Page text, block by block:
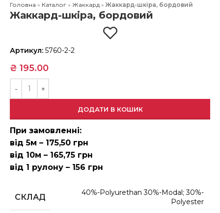
Головна » Каталог » Жаккард »Жаккард-шкіра, бордовий
Жаккард-шкіра, бордовий
Артикул:5760-2-2
₴ 195.00
ДОДАТИ В КОШИК
При замовленні:
від 5м – 175,50 грн
від 10м – 165,75 грн
від 1 рулону – 156 грн
СКЛАД
40%-Polyurethan 30%-Modal; 30%-
Polyester